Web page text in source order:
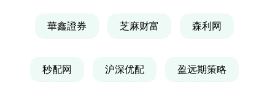
華鑫證券 芝麻财富 森利网
秒配网 沪深优配 盈远期策略